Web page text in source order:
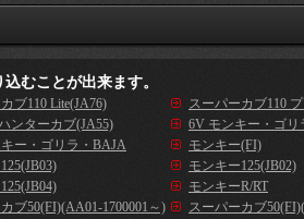
むことが出来ます。
ブ110 Lite(JA76)
スーパーカブ110
ンターカブ(JA55)
6V モンキー・ゴリ
ー・ゴリラ・BAJA
モンキー(FI)
モンキー125(JB02)
モンキーR/RT
ブ50(FI)(AA01-1700001～)
スーパーカブ